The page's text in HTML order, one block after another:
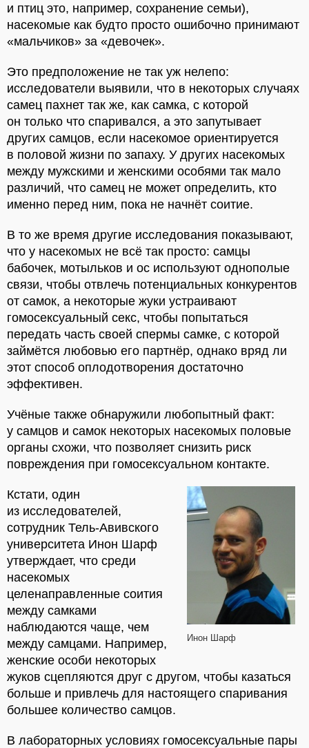
и птиц это, например, сохранение семьи),
насекомые как будто просто ошибочно принимают
«мальчиков» за «девочек».
Это предположение не так уж нелепо:
исследователи выявили, что в некоторых случаях
самец пахнет так же, как самка, с которой
он только что спаривался, а это запутывает
других самцов, если насекомое ориентируется
в половой жизни по запаху. У других насекомых
между мужскими и женскими особями так мало
различий, что самец не может определить, кто
именно перед ним, пока не начнёт соитие.
В то же время другие исследования показывают,
что у насекомых не всё так просто: самцы
бабочек, мотыльков и ос используют однополые
связи, чтобы отвлечь потенциальных конкурентов
от самок, а некоторые жуки устраивают
гомосексуальный секс, чтобы попытаться
передать часть своей спермы самке, с которой
займётся любовью его партнёр, однако вряд ли
этот способ оплодотворения достаточно
эффективен.
Учёные также обнаружили любопытный факт:
у самцов и самок некоторых насекомых половые
органы схожи, что позволяет снизить риск
повреждения при гомосексуальном контакте.
Инон Шарф
Кстати, один
из исследователей,
сотрудник Тель-Авивского
университета Инон Шарф
утверждает, что среди
насекомых
целенаправленные соития
между самками
наблюдаются чаще, чем
между самцами. Например,
женские особи некоторых
жуков сцепляются друг с другом, чтобы казаться
больше и привлечь для настоящего спаривания
большее количество самцов.
В лабораторных условиях гомосексуальные пары